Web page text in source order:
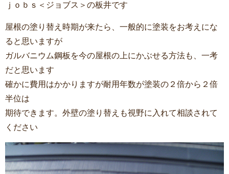
ｊｏｂｓ＜ジョブス＞の板井です
屋根の塗り替え時期が来たら、一般的に塗装をお考えにな
ると思いますが
ガルバニウム鋼板を今の屋根の上にかぶせる方法も、一考
だと思います
確かに費用はかかりますが耐用年数が塗装の２倍から２倍
半位は
期待できます。外壁の塗り替えも視野に入れて相談されて
ください